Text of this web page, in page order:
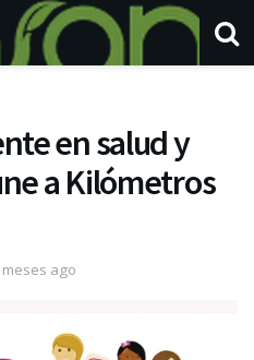
en salud y
a Kilómetros
meses ago